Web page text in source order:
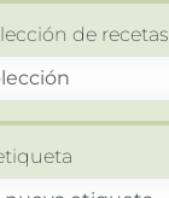
de recetas